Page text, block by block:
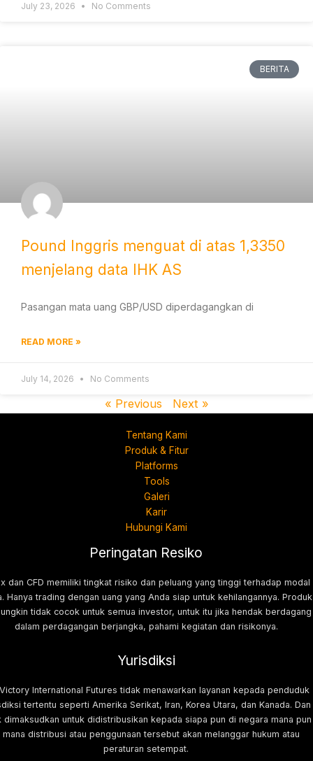
July 23, 2026 No Comments
BERITA
Pound Inggris menguat di atas 1,3350
menjelang data IHK AS
Pasangan mata uang GBP/USD diperdagangkan di
READ MORE »
July 14, 2026 No Comments
« Previous Next »
Tentang Kami
Produk & Fitur
Platforms
Tools
Galeri
Karir
Hubungi Kami
Peringatan Resiko
dan CFD memiliki tingkat risiko dan peluang yang tinggi terhadap modal
Hanya trading dengan uang yang Anda siap untuk kehilangannya. Produk
tidak cocok untuk semua investor, untuk itu jika hendak berdagang
dalam perdagangan berjangka, pahami kegiatan dan risikonya.
Yurisdiksi
International Futures tidak menawarkan layanan kepada penduduk
tertentu seperti Amerika Serikat, Iran, Korea Utara, dan Kanada. Dan
dimaksudkan untuk didistribusikan kepada siapa pun di negara mana pun
mana distribusi atau penggunaan tersebut akan melanggar hukum atau
peraturan setempat.